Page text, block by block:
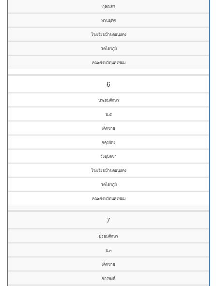
กุลณสร
ทานอุทิศ
โรงเรียนบ้านดอนแดง
วัดไตรภูมิ
คณะจังหวัดนครพนม
6
ประถมศึกษา
ป.๕
เด็กชาย
จตุรภัทร
วังอุปัดชา
โรงเรียนบ้านดอนแดง
วัดไตรภูมิ
คณะจังหวัดนครพนม
7
มัธยมศึกษา
ม.๓
เด็กชาย
จักรพงศ์